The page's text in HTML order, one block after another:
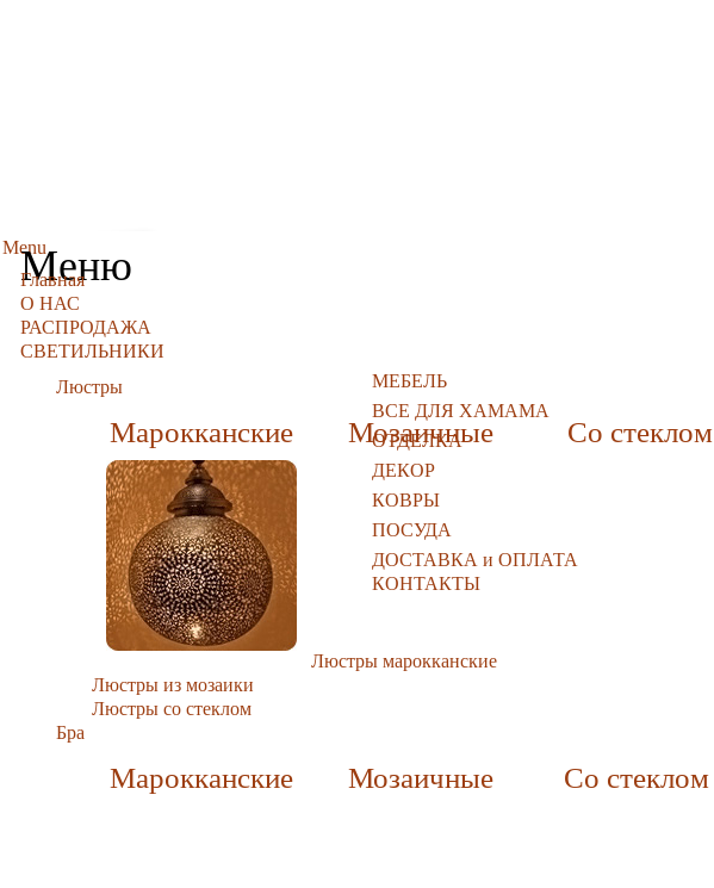
Меню
Menu
Главная
О НАС
РАСПРОДАЖА
СВЕТИЛЬНИКИ
Люстры
Марокканские Мозаичные Со стеклом
Люстры марокканские
Люстры из мозаики
Люстры со стеклом
Бра
Марокканские Мозаичные Со стеклом
МЕБЕЛЬ
ВСЕ ДЛЯ ХАМАМА
ОТДЕЛКА
ДЕКОР
КОВРЫ
ПОСУДА
ДОСТАВКА и ОПЛАТА
КОНТАКТЫ